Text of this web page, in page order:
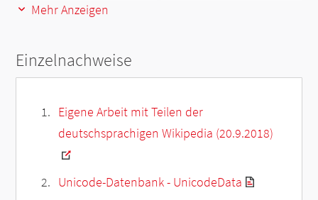
Mehr Anzeigen
Einzelnachweise
Eigene Arbeit mit Teilen der
deutschsprachigen Wikipedia (20.9.2018)
Unicode-Datenbank - UnicodeData